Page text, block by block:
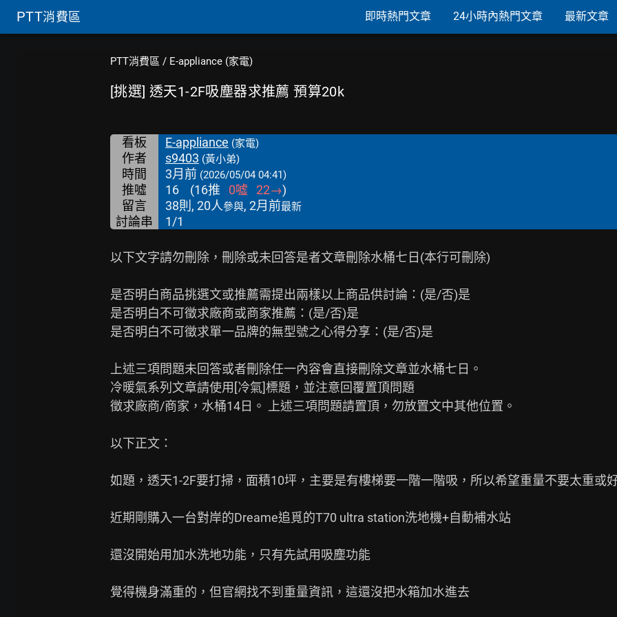
PTT消費區 即時熱門文章 24小時內熱門文章 最新文章
PTT消費區 / E-appliance (家電)
[挑選] 透天1-2F吸塵器求推薦 預算20k
看板 E-appliance (家電)
作者 s9403 (黃小弟)
時間 3月前 (2026/05/04 04:41)
推噓 16 (16推 0噓 22→)
留言
38則, 20人參與, 2月前最新
討論串 1/1
以下文字請勿刪除，刪除或未回答是者文章刪除水桶七日(本行可刪除)
是否明白商品挑選文或推薦需提出兩樣以上商品供討論：(是/否)是
是否明白不可徵求廠商或商家推薦：(是/否)是
是否明白不可徵求單一品牌的無型號之心得分享：(是/否)是
上述三項問題未回答或者刪除任一內容會直接刪除文章並水桶七日。
冷暖氣系列文章請使用[冷氣]標題，並注意回覆置頂問題
徵求廠商/商家，水桶14日。 上述三項問題請置頂，勿放置文中其他位置。
以下正文：
如題，透天1-2F要打掃，面積10坪，主要是有樓梯要一階一階吸，所以希望重量不要太重或
近期剛購入一台對岸的Dreame追覓的T70 ultra station洗地機+自動補水站
還沒開始用加水洗地功能，只有先試用吸塵功能
覺得機身滿重的，但官網找不到重量資訊，這還沒把水箱加水進去